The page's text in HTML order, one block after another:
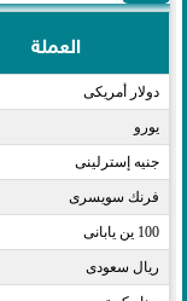
العملة
دولار أمريكى​
يورو​
جنيه إسترلينى​
فرنك سويسرى​
100 ين يابانى​
ريال سعودى​